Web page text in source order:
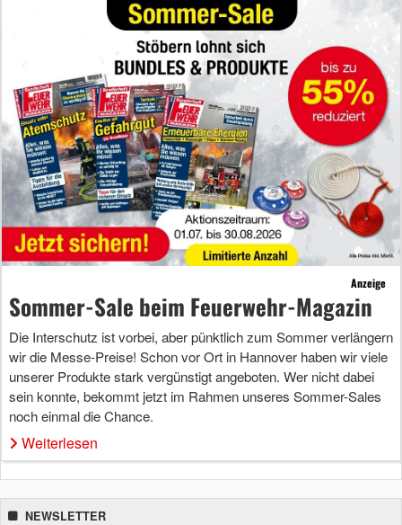
Anzeige
Sommer-Sale beim Feuerwehr-Magazin
Die Interschutz ist vorbei, aber pünktlich zum Sommer verlängern
wir die Messe-Preise! Schon vor Ort in Hannover haben wir viele
unserer Produkte stark vergünstigt angeboten. Wer nicht dabei
sein konnte, bekommt jetzt im Rahmen unseres Sommer-Sales
noch einmal die Chance.
Weiterlesen
NEWSLETTER